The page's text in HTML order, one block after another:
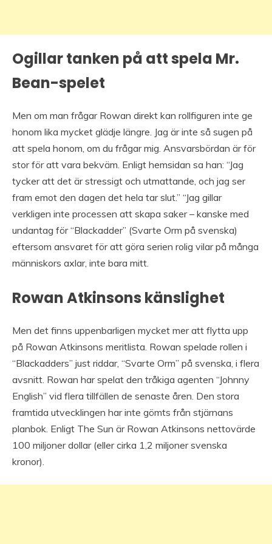
Ogillar tanken på att spela Mr.
Bean-spelet
Men om man frågar Rowan direkt kan rollfiguren inte ge
honom lika mycket glädje längre. Jag är inte så sugen på
att spela honom, om du frågar mig. Ansvarsbördan är för
stor för att vara bekväm. Enligt hemsidan sa han: “Jag
tycker att det är stressigt och utmattande, och jag ser
fram emot den dagen det hela tar slut.” “Jag gillar
verkligen inte processen att skapa saker – kanske med
undantag för “Blackadder” (Svarte Orm på svenska)
eftersom ansvaret för att göra serien rolig vilar på många
människors axlar, inte bara mitt.
Rowan Atkinsons känslighet
Men det finns uppenbarligen mycket mer att flytta upp
på Rowan Atkinsons meritlista. Rowan spelade rollen i
“Blackadders” just riddar, “Svarte Orm” på svenska, i flera
avsnitt. Rowan har spelat den tråkiga agenten “Johnny
English” vid flera tillfällen de senaste åren. Den stora
framtida utvecklingen har inte gömts från stjärnans
planbok. Enligt The Sun är Rowan Atkinsons nettovärde
100 miljoner dollar (eller cirka 1,2 miljoner svenska
kronor).